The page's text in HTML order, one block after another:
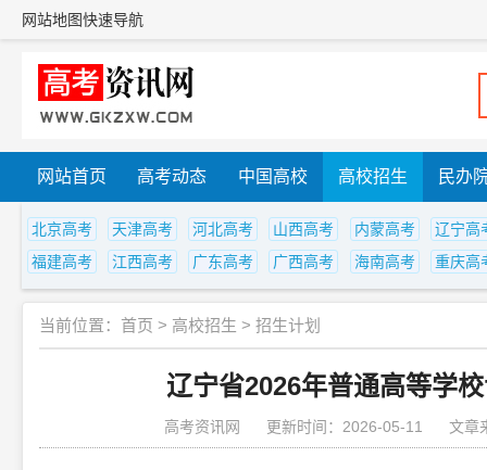
网站地图快速导航
网站首页 高考动态 中国高校 高校招生 民办
北京高考 天津高考 河北高考 山西高考 内蒙高考
辽宁高
福建高考
江西高考 广东高考 广西高考 海南高考 重庆高
当前位置： 首页 > 高校招生 > 招生计划
辽宁省2026年普通高等学
高考资讯网 更新时间：2026-05-11 文章